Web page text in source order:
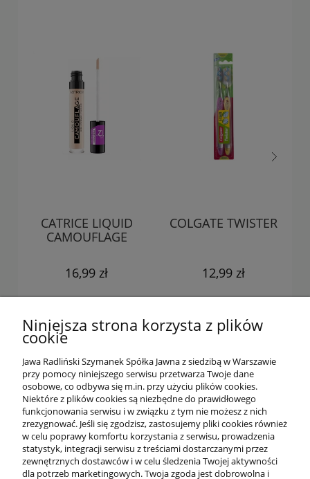
CATRICE LIQUID
CAMOUFLAGE
16,99 zł
COLGATE TWISTER
12,99 zł
OFERTA
O NAS
Niniejsza strona korzysta z plików
cookie
Jawa Radliński Szymanek Spółka Jawna z siedzibą w Warszawie
przy pomocy niniejszego serwisu przetwarza Twoje dane
osobowe, co odbywa się m.in. przy użyciu plików cookies.
Niektóre z plików cookies są niezbędne do prawidłowego
funkcjonowania serwisu i w związku z tym nie możesz z nich
zrezygnować. Jeśli się zgodzisz, zastosujemy pliki cookies również
w celu poprawy komfortu korzystania z serwisu, prowadzenia
statystyk, integracji serwisu z treściami dostarczanymi przez
zewnętrznych dostawców i w celu śledzenia Twojej aktywności
dla potrzeb marketingowych. Twoja zgoda jest dobrowolna i